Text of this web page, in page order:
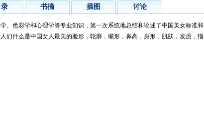
录 书摘 插图 讨论
、色彩学和心理学等专业知识，第一次系统地总结和论述了中国美女标准和
们什么是中国女人最美的脸形，轮廓，嘴形，鼻高，身形，肌肤，发质，指